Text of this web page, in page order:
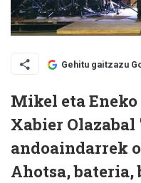
Gehitu gaitzazu
Mikel eta
Xabier Olazabal
andoaindarrek
Ahotsa, bateria,